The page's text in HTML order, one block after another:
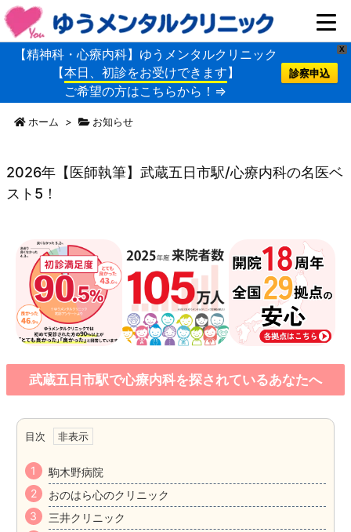
X
【精神科・心療内科】ゆうメンタルクリニック
【本日、初診をお受けできます】
ご希望の方はこちらから！⇒
診察申込
ホーム > お知らせ
2026年【医師執筆】武蔵五日市駅/心療内科の名医ベ
スト5！
武蔵五日市駅で心療内科を探されているあなたへ
目次
駒木野病院
おのはら心のクリニック
三井クリニック